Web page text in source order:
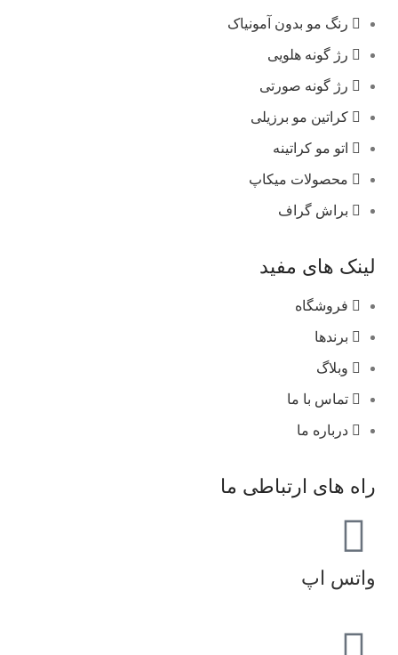
رنگ مو بدون آمونیاک
رژ گونه هلویی
رژ گونه صورتی
کراتین مو برزیلی
اتو مو کراتینه
محصولات میکاپ
براش گراف
لینک های مفید
فروشگاه
برندها
وبلاگ
تماس با ما
درباره ما
راه های ارتباطی ما
واتس اپ